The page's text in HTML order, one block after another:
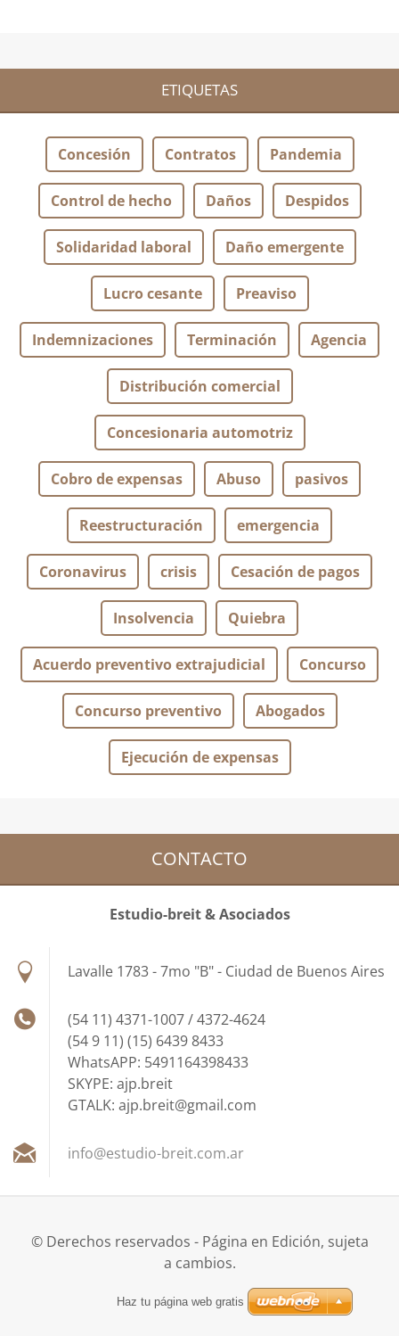
ETIQUETAS
Concesión Contratos Pandemia
Control de hecho Daños Despidos
Solidaridad laboral Daño emergente
Lucro cesante Preaviso
Indemnizaciones Terminación Agencia
Distribución comercial
Concesionaria automotriz
Cobro de expensas Abuso pasivos
Reestructuración emergencia
Coronavirus crisis Cesación de pagos
Insolvencia Quiebra
Acuerdo preventivo extrajudicial Concurso
Concurso preventivo Abogados
Ejecución de expensas
CONTACTO
Estudio-breit & Asociados
Lavalle 1783 - 7mo "B" - Ciudad de Buenos Aires
(54 11) 4371-1007 / 4372-4624
(54 9 11) (15) 6439 8433
WhatsAPP: 5491164398433
SKYPE: ajp.breit
GTALK: ajp.breit@gmail.com
info@estudio-breit.com.ar
© Derechos reservados - Página en Edición, sujeta
a cambios.
Haz tu página web gratis